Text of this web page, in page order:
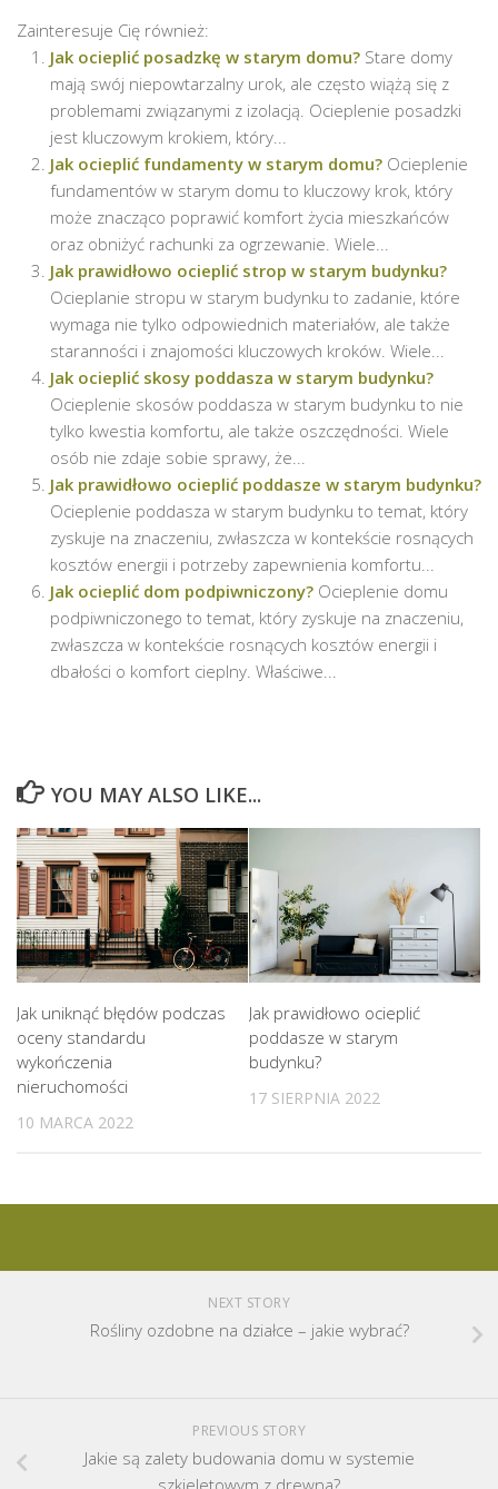
Zainteresuje Cię również:
Jak ocieplić posadzkę w starym domu? Stare domy
mają swój niepowtarzalny urok, ale często wiążą się z
problemami związanymi z izolacją. Ocieplenie posadzki
jest kluczowym krokiem, który...
Jak ocieplić fundamenty w starym domu? Ocieplenie
fundamentów w starym domu to kluczowy krok, który
może znacząco poprawić komfort życia mieszkańców
oraz obniżyć rachunki za ogrzewanie. Wiele...
Jak prawidłowo ocieplić strop w starym budynku?
Ocieplanie stropu w starym budynku to zadanie, które
wymaga nie tylko odpowiednich materiałów, ale także
staranności i znajomości kluczowych kroków. Wiele...
Jak ocieplić skosy poddasza w starym budynku?
Ocieplenie skosów poddasza w starym budynku to nie
tylko kwestia komfortu, ale także oszczędności. Wiele
osób nie zdaje sobie sprawy, że...
Jak prawidłowo ocieplić poddasze w starym budynku?
Ocieplenie poddasza w starym budynku to temat, który
zyskuje na znaczeniu, zwłaszcza w kontekście rosnących
kosztów energii i potrzeby zapewnienia komfortu...
Jak ocieplić dom podpiwniczony? Ocieplenie domu
podpiwniczonego to temat, który zyskuje na znaczeniu,
zwłaszcza w kontekście rosnących kosztów energii i
dbałości o komfort cieplny. Właściwe...
YOU MAY ALSO LIKE...
Jak uniknąć błędów podczas
oceny standardu
wykończenia
nieruchomości
10 MARCA 2022
Jak prawidłowo ocieplić
poddasze w starym
budynku?
17 SIERPNIA 2022
NEXT STORY
Rośliny ozdobne na działce – jakie wybrać?
PREVIOUS STORY
Jakie są zalety budowania domu w systemie